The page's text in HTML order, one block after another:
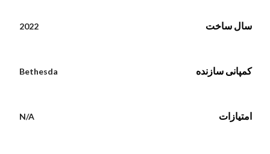
سال ساخت 2022
کمپانی سازنده Bethesda
امتیازات N/A